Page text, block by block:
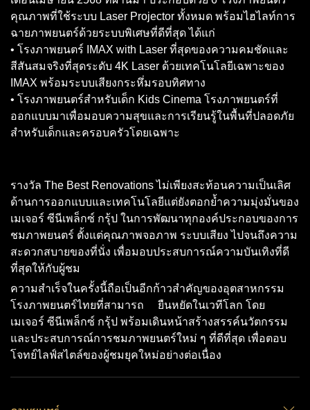
คุณภาพที่ใช้ระบบ Laser Projector ทั้งหมด พร้อมไฮไลท์การ
ฉายภาพยนตร์ด้วยระบบพิเศษที่ดีที่สุด ได้แก่
• โรงภาพยนตร์ IMAX with Laser ที่สุดของความคมชัดและ
สีสันสมจริงที่สุดระดับ 4K Laser ด้วยเทคโนโลยีเฉพาะของ
IMAX พร้อมระบบเสียงกระหึ่มรอบทิศทาง
• โรงภาพยนตร์สำหรับเด็ก Kids Cinema โรงภาพยนตร์ที่
ออกแบบมาเพื่อมอบความสุขและการเรียนรู้ในพื้นที่ปลอดภัย
สำหรับเด็กและครอบครัวโดยเฉพาะ
รางวัล The Best Renovations ไม่เพียงสะท้อนความเป็นเลิศ
ด้านการออกแบบและเทคโนโลยีแต่ยังตอกย้ำความมุ่งมั่นของ
เมเจอร์ ซีนีเพล็กซ์ กรุ้ป ในการพัฒนาทุกองค์ประกอบของการ
ชมภาพยนตร์ ตั้งแต่คุณภาพจอภาพ ระบบเสียง ไปจนถึงความ
สะดวกสบายของที่นั่ง เพื่อมอบประสบการณ์ความบันเทิงที่ดี
ที่สุดให้กับผู้ชม
ความสำเร็จในครั้งนี้ถือเป็นอีกก้าวสำคัญของอุตสาหกรรม
โรงภาพยนตร์ไทยที่สามารถ ยืนหยัดในเวทีโลก โดย
เมเจอร์ ซีนีเพล็กซ์ กรุ้ป พร้อมเดินหน้าสร้างสรรค์นวัตกรรม
และประสบการณ์การชมภาพยนตร์ใหม่ ๆ ที่ดีที่สุด เพื่อตอบ
โจทย์ไลฟ์สไตล์ของผู้ชมยุคใหม่อย่างต่อเนื่อง